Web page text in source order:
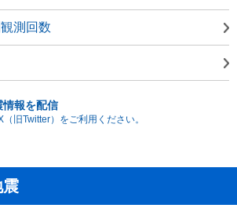
測回数
情報を配信
旧Twitter）をご利用ください。
震